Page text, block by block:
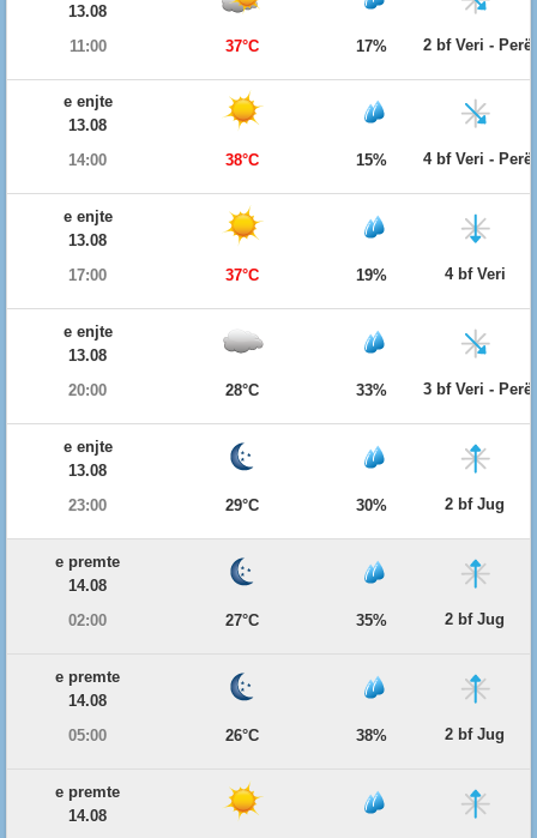
13.08
11:00
37°C 17% 2 bf Veri -
e enjte
13.08
14:00
38°C 15% 4 bf Veri -
e enjte
13.08
17:00
37°C 19% 4 bf Veri
e enjte
13.08
20:00
28°C 33% 3 bf Veri -
e enjte
13.08
23:00
29°C 30% 2 bf Jug
e premte
14.08
02:00
27°C 35% 2 bf Jug
e premte
14.08
05:00
26°C 38% 2 bf Jug
e premte
14.08